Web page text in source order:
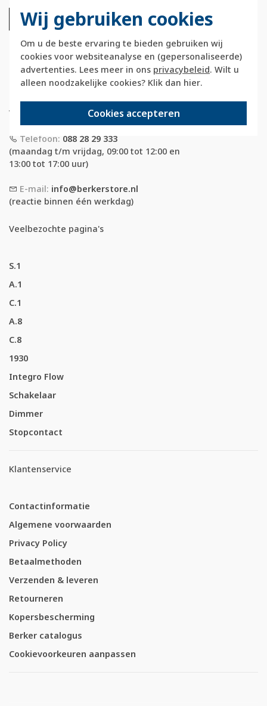
Wij gebruiken cookies
Om u de beste ervaring te bieden gebruiken wij
cookies voor websiteanalyse en (gepersonaliseerde)
advertenties. Lees meer in ons privacybeleid. Wilt u
alleen noodzakelijke cookies? Klik dan hier.
Cookies accepteren
Berkerstore.nl is onderdeel van e-Stores
International B.V. en geen webwinkel of
onderdeel van Hager
Vertriebsgesellschaft GmbH & Co. KG.
Telefoon: 088 28 29 333
(maandag t/m vrijdag, 09:00 tot 12:00 en
13:00 tot 17:00 uur)
E-mail: info@berkerstore.nl
(reactie binnen één werkdag)
Veelbezochte pagina's
S.1
A.1
C.1
A.8
C.8
1930
Integro Flow
Schakelaar
Dimmer
Stopcontact
Klantenservice
Contactinformatie
Algemene voorwaarden
Privacy Policy
Betaalmethoden
Verzenden & leveren
Retourneren
Kopersbescherming
Berker catalogus
Cookievoorkeuren aanpassen